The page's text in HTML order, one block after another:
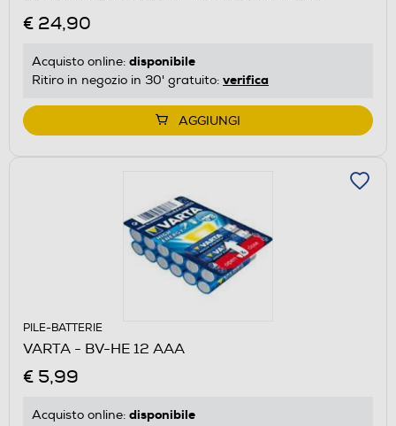
€ 24,90
Acquisto online: disponibile
Ritiro in negozio in 30' gratuito: verifica
AGGIUNGI
PILE-BATTERIE
VARTA - BV-HE 12 AAA
€ 5,99
Acquisto online: disponibile